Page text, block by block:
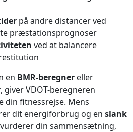
på andre distancer ved
præstationsprognoser
ved at balancere
en BMR-beregner eller
, giver VDOT-beregneren
din fitnessrejse. Mens
dit energiforbrug og en slank
vurderer din sammensætning,